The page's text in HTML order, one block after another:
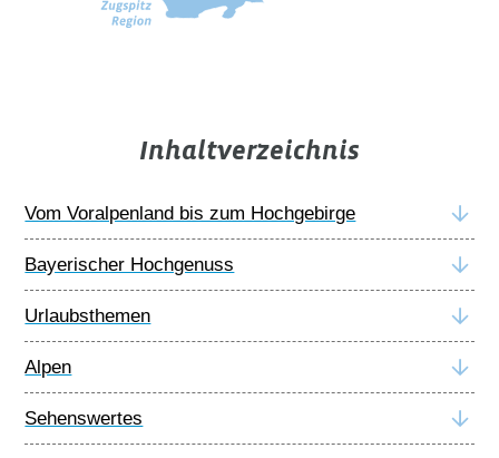
Inhaltverzeichnis
Vom Voralpenland bis zum Hochgebirge
Bayerischer Hochgenuss
Urlaubsthemen
Alpen
Sehenswertes